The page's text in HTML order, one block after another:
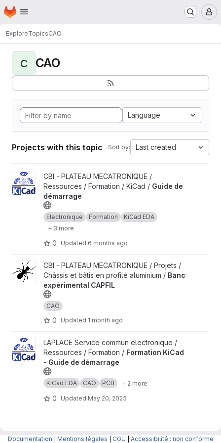
Skip to main content
Homepage
ExploreTopicsCAO
C CAO
Language
Projects with this topic Sort by: Last created
View Guide de démarrage project
CBI - PLATEAU MECATRONIQUE /
Ressources / Formation / KiCad / Guide de
démarrage
Electronique Formation
KiCad EDA
+ 3 more
0 Updated 6 months ago
View Banc expérimental CAPFIL project
CBI - PLATEAU MECATRONIQUE / Projets /
Châssis et bâtis en profilé aluminium / Banc
expérimental CAPFIL
CAO
0 Updated 1 month ago
View Formation KiCad - Guide de démarrage project
LAPLACE Service commun électronique /
Ressources / Formation / Formation KiCad
- Guide de démarrage
KiCad EDA CAO PCB + 2 more
0 Updated May 20, 2025
Documentation Mentions légales CGU Accessibilité : non conforme